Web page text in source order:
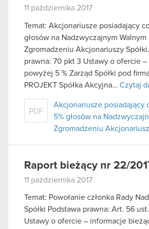
11 października 2017
Temat: Akcjonariusze posiadający
głosów na Nadzwyczajnym Walnym
Zgromadzeniu Akcjonariuszy
prawna: 70 pkt 3 Ustawy o ofercie –
powyżej 5 % Zarząd Spółki pod
PROJEKT Spółka Akcyjna… Czytaj
PDF
Akcjonariusze posiadający
5% głosów na
Zgromadzeniu
Raport bieżący nr 22/
11 października 2017
Temat: Powołanie członka Rady
Spółki Podstawa prawna: Art. 56
Ustawy o ofercie – informacje